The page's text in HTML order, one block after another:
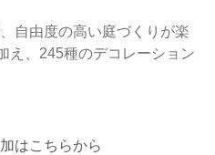
自由度の高い庭づくりが楽
え、245種のデコレーション
はこちらから